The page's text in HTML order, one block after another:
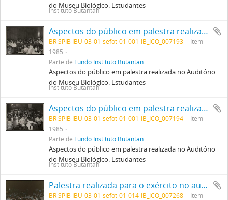
do Museu Biológico. Estudantes
Instituto Butantan
Aspectos do público em palestra realizada no Auditório do Museu Biológico. Estudantes
BR SPIB IBU-03-01-sefot-01-001-IB_ICO_007193
Item
1985
Parte de Fundo Instituto Butantan
Aspectos do público em palestra realizada no Auditório
do Museu Biológico. Estudantes
Instituto Butantan
Aspectos do público em palestra realizada no Auditório do Museu Biológico. Estudantes
BR SPIB IBU-03-01-sefot-01-001-IB_ICO_007194
Item
1985
Parte de Fundo Instituto Butantan
Aspectos do público em palestra realizada no Auditório
do Museu Biológico. Estudantes
Instituto Butantan
Palestra realizada para o exército no auditorio do Museu Biológico.Vista do público.
BR SPIB IBU-03-01-sefot-01-014-IB_ICO_007268
Item